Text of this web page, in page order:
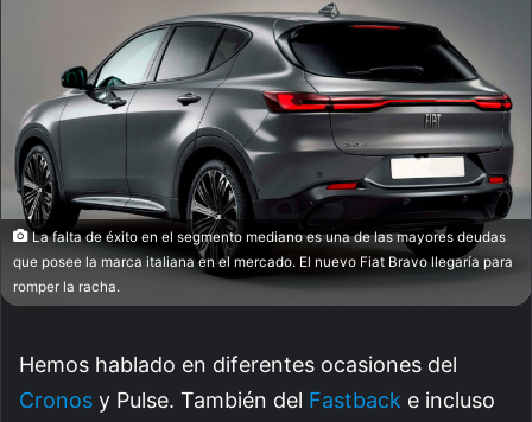
La falta de éxito en el segmento mediano es una de las mayores deudas
que posee la marca italiana en el mercado. El nuevo Fiat Bravo llegaría para
romper la racha.
Hemos hablado en diferentes ocasiones del
Cronos y Pulse. También del Fastback e incluso